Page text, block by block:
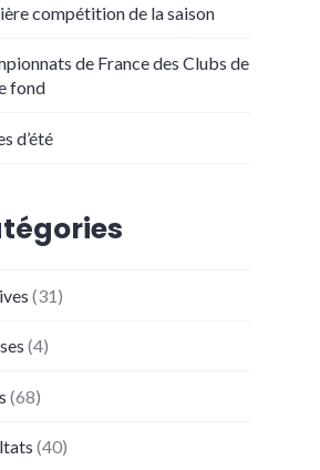
compétition de la saison
de France des Clubs de
fond
d’été
(31)
(4)
(68)
(40)